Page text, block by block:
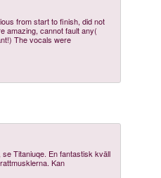
from start to finish, did not
amazing, cannot fault any(
The vocals were
Titaniuqe. En fantastisk kväll
Kan